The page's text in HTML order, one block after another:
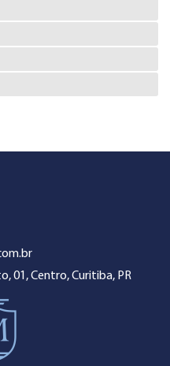
01, Centro, Curitiba, PR